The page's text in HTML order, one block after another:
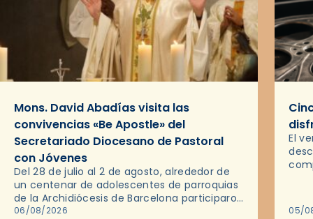
Mons. David Abadías visita las
convivencias «Be Apostle» del
Secretariado Diocesano de Pastoral
con Jóvenes
Del 28 de julio al 2 de agosto, alrededor de
un centenar de adolescentes de parroquias
de la Archidiócesis de Barcelona participaron
en las convivencias Be Apostle, organizadas
06/08/2026
El
05/